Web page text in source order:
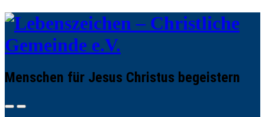
Menschen für Jesus Christus begeistern